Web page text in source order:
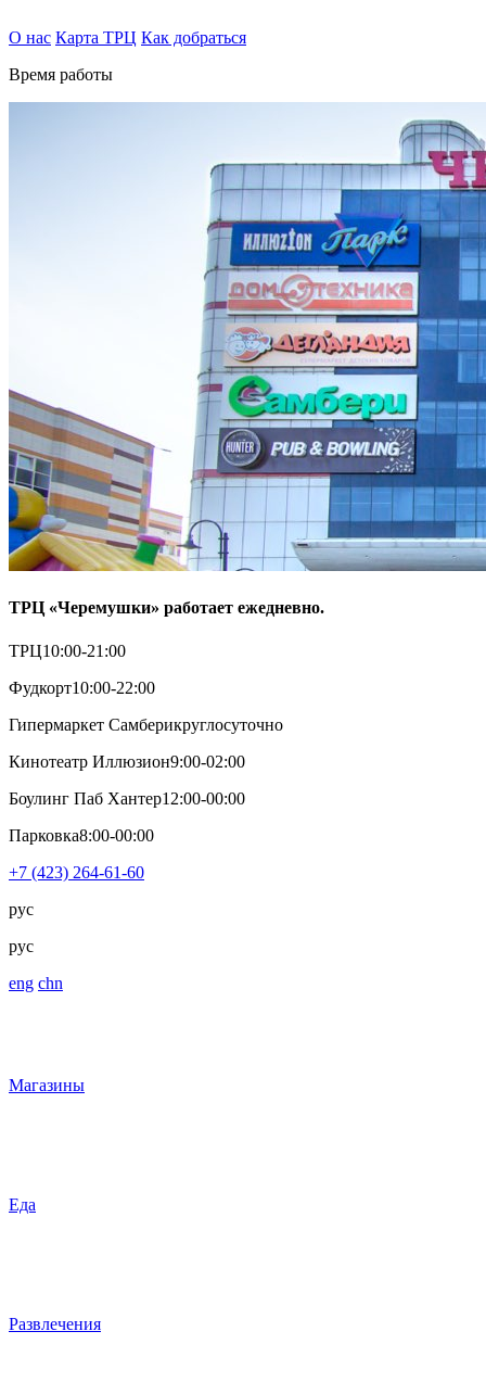
О нас Карта ТРЦ Как добраться
Время работы
ТРЦ «Черемушки» работает ежедневно.
ТРЦ10:00-21:00
Фудкорт10:00-22:00
Гипермаркет Самберикруглосуточно
Кинотеатр Иллюзион9:00-02:00
Боулинг Паб Хантер12:00-00:00
Парковка8:00-00:00
+7 (423) 264-61-60
рус
рус
eng chn
Магазины
Еда
Развлечения